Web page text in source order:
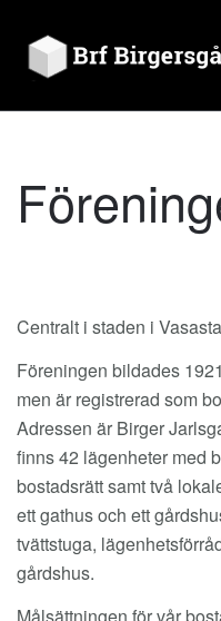
Centralt i staden i
Föreningen bildades
men är registrerad som
Adressen är Birger
finns 42 lägenheter med
bostadsrätt samt två
ett gathus och ett
tvättstuga,
gårdshus.